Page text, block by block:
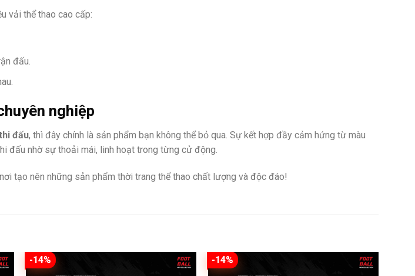
vải thể thao cao cấp:
đấu.
nghiệp
đấu, thì đây chính là sản phẩm bạn không thể bỏ qua. Sự kết hợp đầy cảm hứng từ màu
đấu nhờ sự thoải mái, linh hoạt trong từng cử động.
tạo nên những sản phẩm thời trang thể thao chất lượng và độc đáo!
-14% -14%